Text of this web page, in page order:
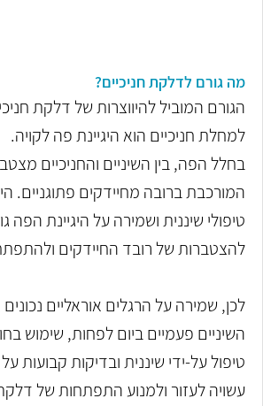
מה גורם לדלקת חניכיים?
הגורם המוביל להיווצרות של דלקת
למחלת חניכיים הוא היגיינת פה לקויה.
בחלל הפה, בין השיניים והחניכיים
המורכבת ברובה מחיידקים פתוגניים.
טיפולי שיננית ושמירה על היגיינת
להצטברות של רובד החיידקים
לכן, שמירה על הרגלים אוראליים
השיניים פעמיים ביום לפחות, שימוש
טיפול על-ידי שיננית ובדיקות קבועות
עשויה לעזור ולמנוע התפתחות של